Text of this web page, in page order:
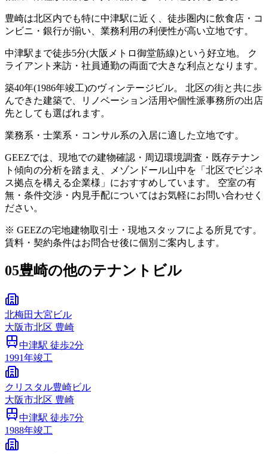
豊崎は北区内でも特に中津駅に近く、徒歩圏内に飲食店・コ
ンビニ・銀行が揃い、業務利用の利便性が高い立地です。
中津駅まで徒歩5分(大阪メトロ御堂筋線)という好立地。 ク
ライアント来訪・社員通勤の両面で大きな利点となります。
築40年(1986年竣工)のヴィンテージビル。 北区の街と共に歩
んできた建築で、リノベーション活用や個性派事務所の出店
先としても選ばれます。
業務系・士業系・コンサル系の入居に適した立地です。
GEEZでは、現地での建物確認・周辺環境調査・既存テナン
ト傾向の分析を踏まえ、メゾンドール山中を「北区でビジネ
ス拠点を構える企業様」におすすめしています。 空室の有
無・条件交渉・内見手配についてはお気軽にお問い合わせく
ださい。
※ GEEZの宅地建物取引士・現地スタッフによる所見です。
賃料・契約条件はお問合せ後に個別ご案内します。
05豊崎の他のテナントビル
北梅田大宮ビル
大阪市北区 豊崎
中津駅 徒歩2分
1991年竣工
クリスタル豊崎ビル
大阪市北区 豊崎
中津駅 徒歩7分
1988年竣工